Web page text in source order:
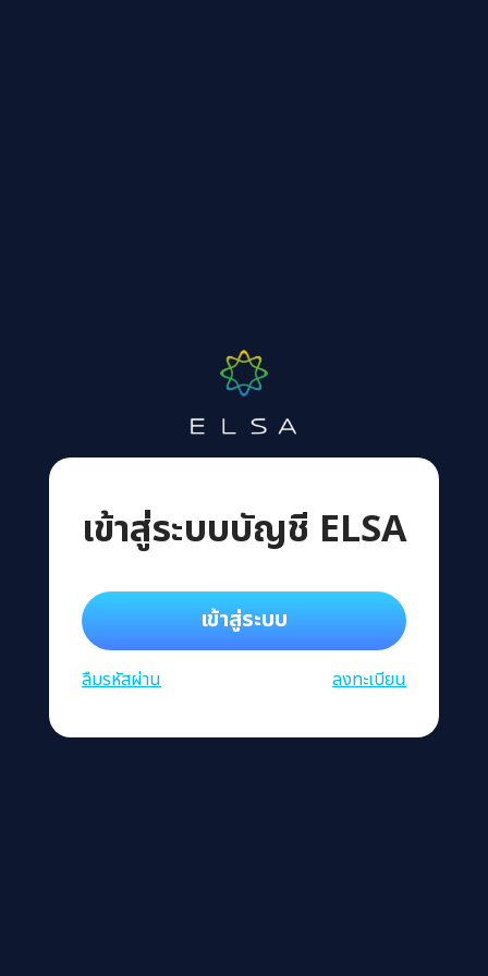
เข้าสู่ระบบบัญชี ELSA
เข้าสู่ระบบ
ลืมรหัสผ่าน ลงทะเบียน